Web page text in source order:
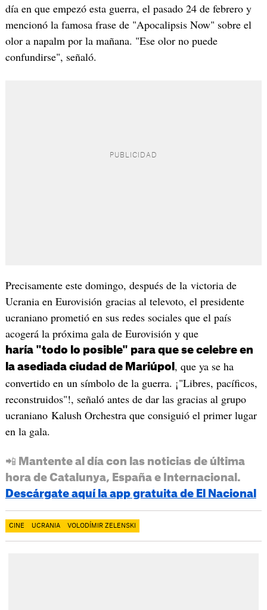
día en que empezó esta guerra, el pasado 24 de febrero y
mencionó la famosa frase de "Apocalipsis Now" sobre el
olor a napalm por la mañana. "Ese olor no puede
confundirse", señaló.
Precisamente este domingo, después de la victoria de
Ucrania en Eurovisión gracias al televoto, el presidente
ucraniano prometió en sus redes sociales que el país
acogerá la próxima gala de Eurovisión y que
haría "todo lo posible" para que se celebre en
la asediada ciudad de Mariúpol , que ya se ha
convertido en un símbolo de la guerra. ¡"Libres, pacíficos,
reconstruidos"!, señaló antes de dar las gracias al grupo
ucraniano Kalush Orchestra que consiguió el primer lugar
en la gala.
📲 Mantente al día con las noticias de última
hora de Catalunya, España e Internacional.
Descárgate aquí la app gratuita de El Nacional
CINE UCRANIA VOLODÍMIR ZELENSKI